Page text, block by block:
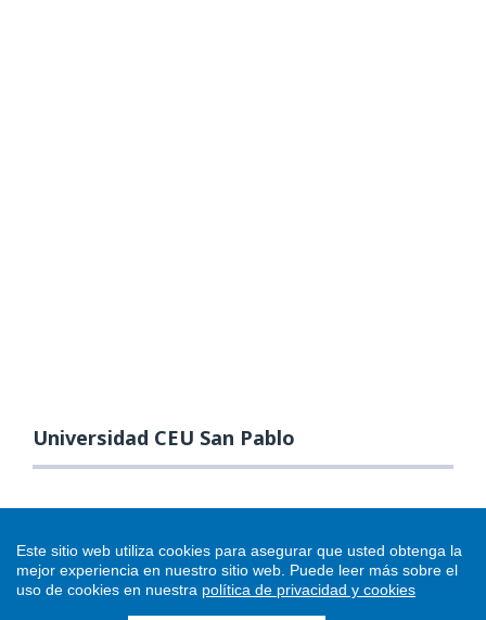
Universidad CEU San Pablo
Este sitio web utiliza cookies para asegurar que usted obtenga la
mejor experiencia en nuestro sitio web. Puede leer más sobre el
uso de cookies en nuestra política de privacidad y cookies